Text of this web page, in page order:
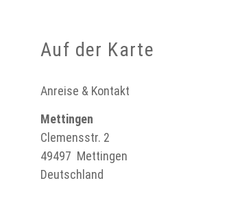
Auf der Karte
Anreise & Kontakt
Mettingen
Clemensstr. 2
49497 Mettingen
Deutschland